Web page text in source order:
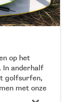
op het
In anderhalf
golfsurfen,
met onze
golven